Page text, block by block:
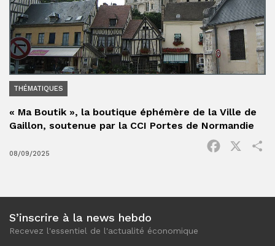
THÉMATIQUES
« Ma Boutik », la boutique éphémère de la Ville de
Gaillon, soutenue par la CCI Portes de Normandie
08/09/2025
Facebook
S’inscrire à la news hebdo
Recevez l'essentiel de l'actualité économique